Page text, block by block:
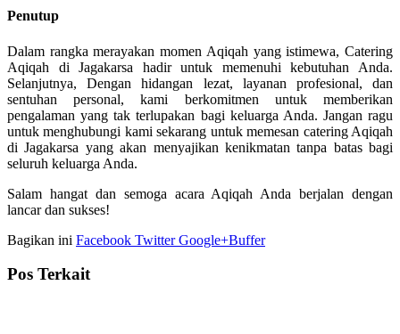
Penutup
Dalam rangka merayakan momen Aqiqah yang istimewa, Catering
Aqiqah di Jagakarsa hadir untuk memenuhi kebutuhan Anda.
Selanjutnya, Dengan hidangan lezat, layanan profesional, dan
sentuhan personal, kami berkomitmen untuk memberikan
pengalaman yang tak terlupakan bagi keluarga Anda. Jangan ragu
untuk menghubungi kami sekarang untuk memesan catering Aqiqah
di Jagakarsa yang akan menyajikan kenikmatan tanpa batas bagi
seluruh keluarga Anda.
Salam hangat dan semoga acara Aqiqah Anda berjalan dengan
lancar dan sukses!
Bagikan ini Facebook TwitterGoogle+Buffer
Pos Terkait